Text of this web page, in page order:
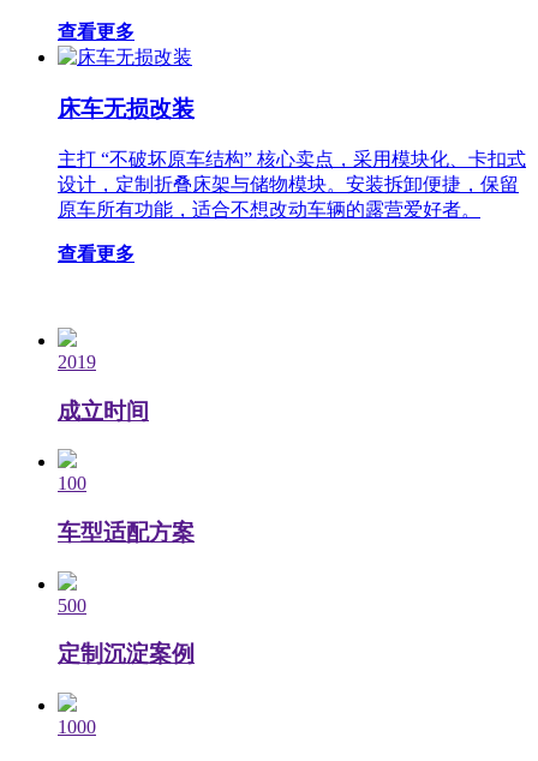
查看更多
床车无损改装
主打 “不破坏原车结构” 核心卖点，采用模块化、卡扣式
设计，定制折叠床架与储物模块。安装拆卸便捷，保留
原车所有功能，适合不想改动车辆的露营爱好者。
查看更多
2019
成立时间
100
车型适配方案
500
定制沉淀案例
1000